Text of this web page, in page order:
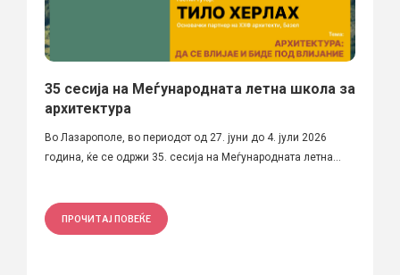
35 сесија на Меѓународната летна школа за
архитектура
Во Лазарополе, во периодот од 27. јуни до 4. јули 2026
година, ќе се одржи 35. сесија на Меѓународната летна...
ПРОЧИТАЈ ПОВЕЌЕ